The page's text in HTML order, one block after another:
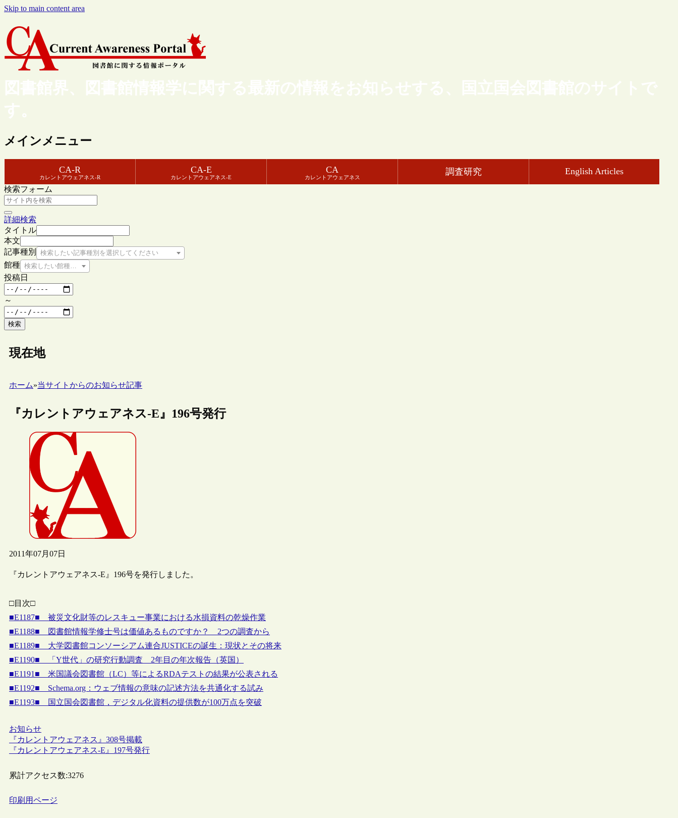
Skip to main content area
図書館界、図書館情報学に関する最新の情報をお知らせする、国立国会図書館のサイトで
す。
メインメニュー
CA-R
カレントアウェアネス-R
CA-E
カレントアウェアネス-E
CA
カレントアウェアネス
調査研究 English Articles
検索フォーム
詳細検索
タイトル
本文
記事種別
検索したい記事種別を選択してください
館種 検索したい館種を選択してください
投稿日
～
検索
現在地
ホーム»当サイトからのお知らせ記事
『カレントアウェアネス-E』196号発行
2011年07月07日
『カレントアウェアネス-E』196号を発行しました。
□目次□
■E1187■ 被災文化財等のレスキュー事業における水損資料の乾燥作業
■E1188■ 図書館情報学修士号は価値あるものですか？ 2つの調査から
■E1189■ 大学図書館コンソーシアム連合JUSTICEの誕生：現状とその将来
■E1190■ 「Y世代」の研究行動調査 2年目の年次報告（英国）
■E1191■ 米国議会図書館（LC）等によるRDAテストの結果が公表される
■E1192■ Schema.org：ウェブ情報の意味の記述方法を共通化する試み
■E1193■ 国立国会図書館，デジタル化資料の提供数が100万点を突破
お知らせ
『カレントアウェアネス』308号掲載
『カレントアウェアネス-E』197号発行
累計アクセス数:3276
印刷用ページ